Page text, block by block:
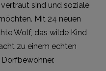
sind und soziale
Mit 24 neuen
Wolf, das wilde Kind
zu einem echten